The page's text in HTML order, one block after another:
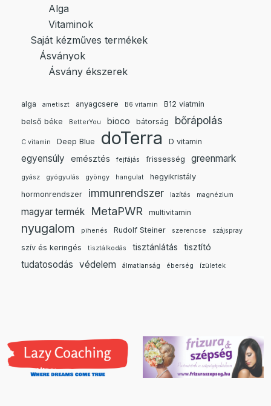
Alga
Vitaminok
Saját kézműves termékek
Ásványok
Ásvány ékszerek
alga ametiszt anyagcsere B6 vitamin
B12 viatmin
belső béke
BetterYou bioco bátorság bőrápolás
C vitamin Deep Blue doTerra D vitamin
egyensúly emésztés fejfájás frissesség greenmark
gyász gyógyulás gyöngy hangulat
hegyikristály
hormonrendszer
immunrendszer lazítás magnézium
magyar termék MetaPWR multivitamin
nyugalom pihenés Rudolf Steiner szerencse szájspray
szív és keringés tisztálkodás tisztánlátás tisztító
tudatosodás védelem álmatlanság éberség ízületek